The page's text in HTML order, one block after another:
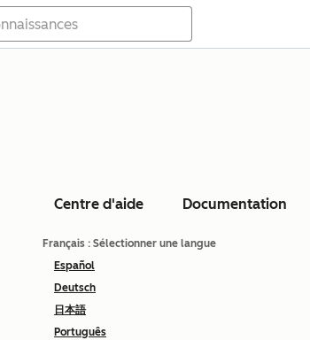
Centre d'aide Documentation
Français : Sélectionner une langue
Español
Deutsch
日本語
Português